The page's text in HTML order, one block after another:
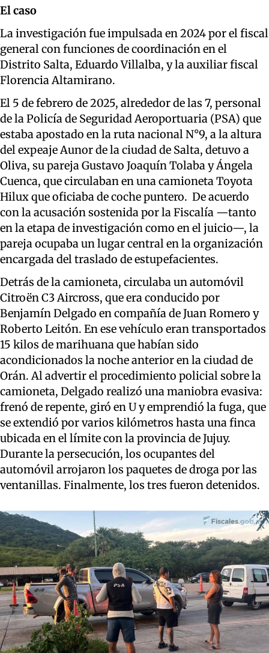
El caso
La investigación fue impulsada en 2024 por el fiscal
general con funciones de coordinación en el
Distrito Salta, Eduardo Villalba, y la auxiliar fiscal
Florencia Altamirano.
El 5 de febrero de 2025, alrededor de las 7, personal
de la Policía de Seguridad Aeroportuaria (PSA) que
estaba apostado en la ruta nacional N°9, a la altura
del expeaje Aunor de la ciudad de Salta, detuvo a
Oliva, su pareja Gustavo Joaquín Tolaba y Ángela
Cuenca, que circulaban en una camioneta Toyota
Hilux que oficiaba de coche puntero. De acuerdo
con la acusación sostenida por la Fiscalía —tanto
en la etapa de investigación como en el juicio—, la
pareja ocupaba un lugar central en la organización
encargada del traslado de estupefacientes.
Detrás de la camioneta, circulaba un automóvil
Citroën C3 Aircross, que era conducido por
Benjamín Delgado en compañía de Juan Romero y
Roberto Leitón. En ese vehículo eran transportados
15 kilos de marihuana que habían sido
acondicionados la noche anterior en la ciudad de
Orán. Al advertir el procedimiento policial sobre la
camioneta, Delgado realizó una maniobra evasiva:
frenó de repente, giró en U y emprendió la fuga, que
se extendió por varios kilómetros hasta una finca
ubicada en el límite con la provincia de Jujuy.
Durante la persecución, los ocupantes del
automóvil arrojaron los paquetes de droga por las
ventanillas. Finalmente, los tres fueron detenidos.